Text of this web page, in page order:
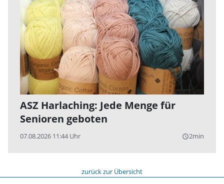
ASZ Harlaching: Jede Menge für
Senioren geboten
07.08.2026 11:44 Uhr query_builder2min
zurück zur Übersicht